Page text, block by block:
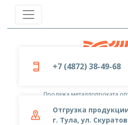
+7 (4872) 38-49-68
Отгрузка
г. Тула, ул.
Продажа металлопроката